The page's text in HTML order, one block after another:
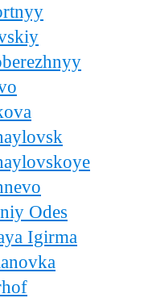
Odes
Igirma